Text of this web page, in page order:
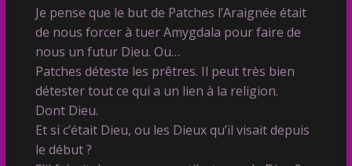
Je pense que le but de Patches l’Araignée était
de nous forcer à tuer Amygdala pour faire de
nous un futur Dieu. Ou…
Patches déteste les prêtres. Il peut très bien
détester tout ce qui a un lien à la religion.
Dont Dieu.
Et si c’était Dieu, ou les Dieux qu’il visait depuis
le début ?